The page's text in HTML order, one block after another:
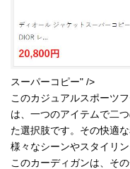
スーパーコピー" />
このカジュアルスポーツ
は、一つのアイテムで二
た選択肢です。その快適
様々なシーンやスタイリン
このカーディガンは、そ